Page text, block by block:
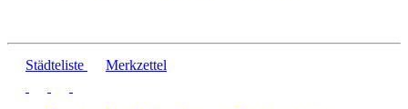
Städteliste Merkzettel